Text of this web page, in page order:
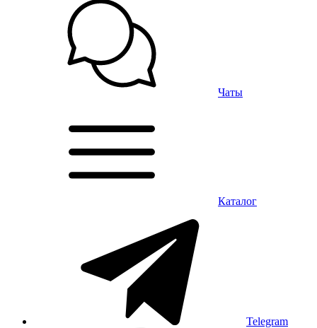
Чаты
Каталог
Telegram